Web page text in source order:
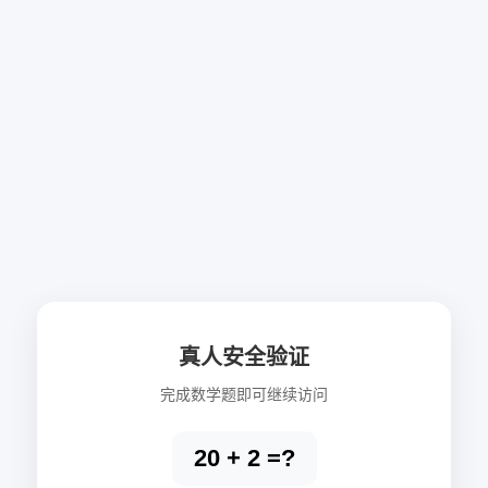
真人安全验证
完成数学题即可继续访问
20 + 2 =?